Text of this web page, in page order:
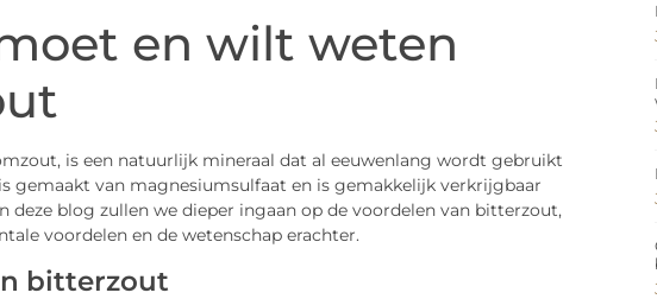
en wilt weten
is een natuurlijk mineraal dat al eeuwenlang wordt gebruikt
gemaakt van magnesiumsulfaat en is gemakkelijk verkrijgbaar
deze blog zullen we dieper ingaan op de voordelen van bitterzout,
voordelen en de wetenschap erachter.
bitterzout